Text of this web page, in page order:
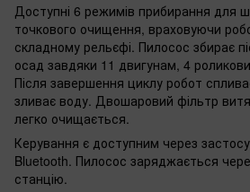
Доступні 6 режимів прибирання для
точкового очищення, враховуючи
складному рельєфі. Пилосос збирає
осад завдяки 11 двигунам, 4
Після завершення циклу робот
зливає воду. Двошаровий фільтр
легко очищається.
Керування є доступним через
Bluetooth. Пилосос заряджається
станцію.